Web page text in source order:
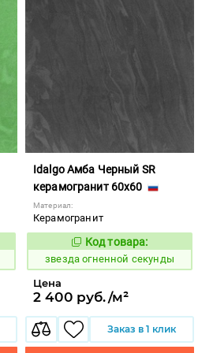
Idalgo Амба Черный SR
керамогранит 60x60
Материал:
Керамогранит
445837
Код товара:
звезда огненной секунды
Цена
2 400 руб./м²
Заказ в 1 клик